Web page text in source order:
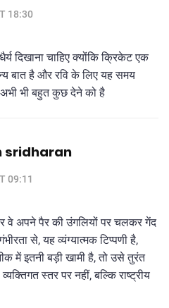
18:30
दिखाना चाहिए क्योंकि क्रिकेट एक
बात है और रवि के लिए यह समय
भी बहुत कुछ देने को है
sridharan
09:11
वे अपने पैर की उंगलियों पर चलकर गेंद
से, यह व्यंग्यात्मक टिप्पणी है,
में इतनी बड़ी खामी है, तो उसे तुरंत
स्तर पर नहीं, बल्कि राष्ट्रीय